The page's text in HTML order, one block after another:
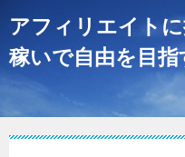
アフィリエイト
稼いで自由を目指